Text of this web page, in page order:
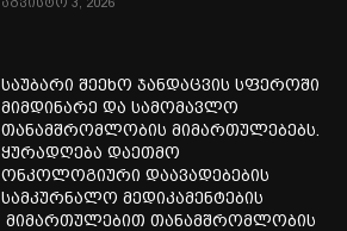
საუბარი შეეხო ჯანდაცვის სფეროში
მიმდინარე და სამომავლო
თანამშრომლობის მიმართულებებს.
ყურადღება დაეთმო
ონკოლოგიური დაავადებების
სამკურნალო მედიკამენტების
მიმართულებით თანამშრომლობის